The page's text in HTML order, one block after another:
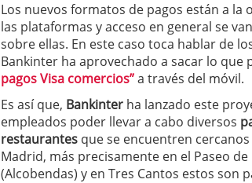
Los nuevos formatos de pagos están a
las plataformas y acceso en general se
sobre ellas. En este caso toca hablar de
Bankinter ha aprovechado a sacar lo que
pagos Visa comercios”a través del móvil.
Es así que, Bankinter ha lanzado este
empleados poder llevar a cabo diversos
restaurantes que se encuentren
Madrid, más precisamente en el Paseo
(Alcobendas) y en Tres Cantos estos son